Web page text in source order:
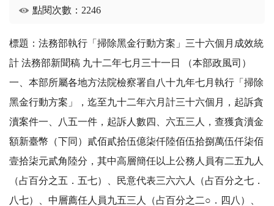
點閱次數：2246
標題：法務部執行「掃除黑金行動方案」三十六個月成效統
計 法務部新聞稿 九十二年七月三十一日 （本部政風司）
一、本部所屬各地方法院檢察署自八十九年七月執行「掃除
黑金行動方案」，迄至九十二年六月計三十六個月，起訴貪
瀆案件一、八五一件，起訴人數四、六五三人，查獲貪瀆金
額新臺幣（下同）貳佰貳拾伍億柒仟陸佰伍拾捌萬伍仟柒佰
壹拾柒元貳角陸分，其中高層簡任以上公務人員有二五九人
（占百分之五．五七）、民意代表三六六人（占百分之七．
八七）、中層薦任人員九五三人（占百分之二○．四八）、